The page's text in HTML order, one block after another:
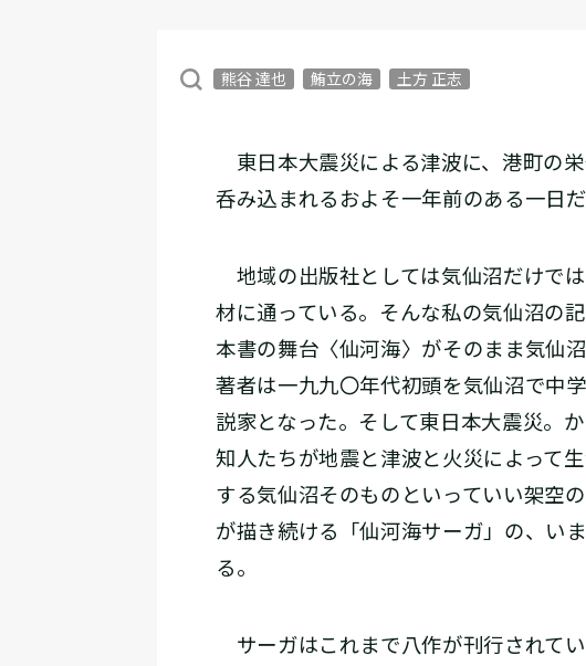
熊谷 達也 鮪立の海 土方 正志
東日本大震災による津波に、港町の
呑み込まれるおよそ一年前のある一日だ
地域の出版社としては気仙沼だけで
材に通っている。そんな私の気仙沼の
本書の舞台〈仙河海〉がそのまま気仙
著者は一九九〇年代初頭を気仙沼で中
説家となった。そして東日本大震災。
知人たちが地震と津波と火災によって
する気仙沼そのものといっていい架空
が描き続ける「仙河海サーガ」の、い
る。
サーガはこれまで八作が刊行されて